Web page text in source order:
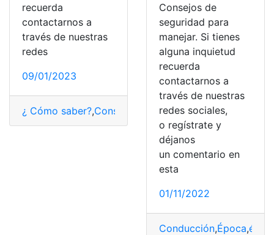
recuerda
contactarnos a
través de nuestras
redes
09/01/2023
¿ Cómo saber?,Consultas llantas
Consejos de
seguridad para
manejar. Si tienes
alguna inquietud
recuerda
contactarnos a
través de nuestras
redes sociales,
o regístrate y
déjanos
un comentario en
esta
01/11/2022
Conducción,Época,